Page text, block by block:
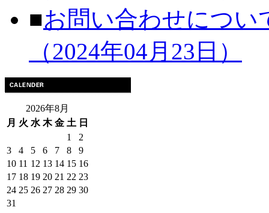
■お問い合わせについ
（2024年04月23日）
2026年8月
月 火 水 木 金 土 日
1
2
3
4 5 6 7 8
9
10 11 12 13 14 15 16
17 18 19 20 21 22 23
24 25 26 27 28 29 30
31